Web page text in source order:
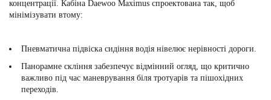
концентрації. Кабіна Daewoo Maximus спроектована так, щоб
мінімізувати втому:
Пневматична підвіска сидіння водія нівелює нерівності дороги.
Панорамне скління забезпечує відмінний огляд, що критично
важливо під час маневрування біля тротуарів та пішохідних
переходів.